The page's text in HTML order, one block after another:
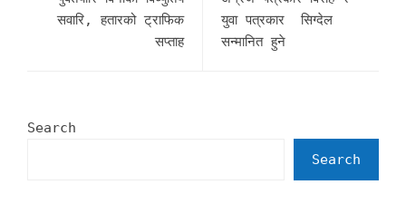
सवारि, हतारको ट्राफिक
सप्ताह
युवा पत्रकार सिग्देल
सन्मानित हुने
Search
Search